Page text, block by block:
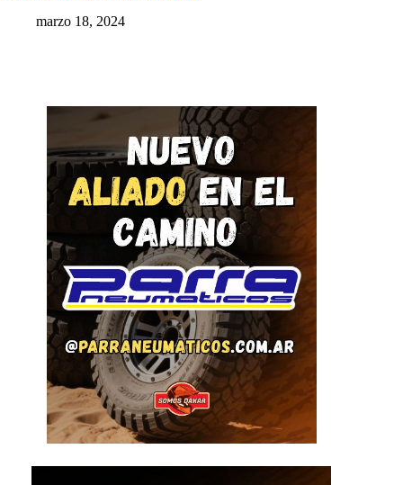
marzo 18, 2024